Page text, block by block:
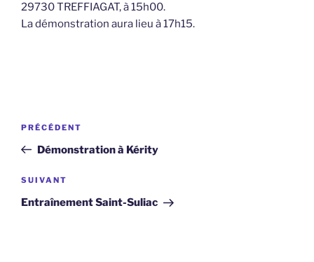
29730 TREFFIAGAT, à 15h00.
La démonstration aura lieu à 17h15.
Navigation
l’article
Article
précédent
PRÉCÉDENT
Démonstration à Kérity
Article
suivant
SUIVANT
Entraînement Saint-Suliac